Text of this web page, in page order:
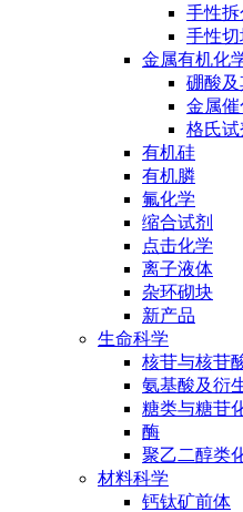
手性拆
手性切
金属有机化
硼酸
金属催
格氏试
有机硅
有机膦
氟化学
缩合试剂
点击化学
离子液体
杂环砌块
新产品
生命科学
核苷与核苷
氨基酸及衍
糖类与糖苷
酶
聚乙二醇类
材料科学
钙钛矿前体